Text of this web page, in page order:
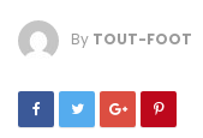
By TOUT-FOOT